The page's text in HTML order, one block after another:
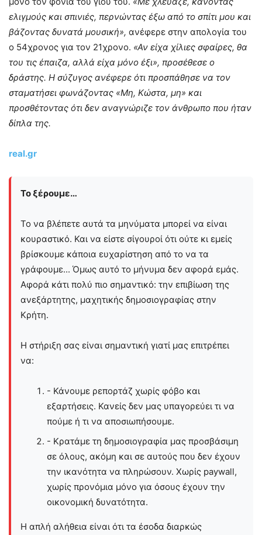
ελιγμούς και σπινιές, περνώντας έξω από το σπίτι μου και
βάζοντας δυνατά μουσική», ανέφερε στην απολογία του
ο 54χρονος για τον 21χρονο. «Αν είχα χίλιες σφαίρες, θα
του τις έπαιζα, αλλά είχα μόνο έξι», προσέθεσε ο
δράστης. Η σύζυγος ανέφερε ότι προσπάθησε να τον
σταματήσει φωνάζοντας «Μη, Κώστα, μη» και
προσθέτοντας ότι δεν αναγνώριζε τον άνθρωπο που ήταν
δίπλα της.
real.gr
Το ξέρουμε…
Το να βλέπετε αυτά τα μηνύματα μπορεί να είναι
κουραστικό. Και να είστε σίγουροί ότι ούτε κι εμείς
βρίσκουμε κάποια ευχαρίστηση από το να τα
γράφουμε... Όμως αυτό το μήνυμα δεν αφορά εμάς.
Αφορά κάτι πολύ πιο σημαντικό: την επιβίωση της
ανεξάρτητης, μαχητικής δημοσιογραφίας στην
Kρήτη.
Η στήριξη σας είναι σημαντική γιατί μας επιτρέπει
να:
- Κάνουμε ρεπορτάζ χωρίς φόβο και
εξαρτήσεις. Κανείς δεν μας υπαγορεύει τι να
πούμε ή τι να αποσιωπήσουμε.
- Κρατάμε τη δημοσιογραφία μας προσβάσιμη
σε όλους, ακόμη και σε αυτούς που δεν έχουν
την ικανότητα να πληρώσουν. Χωρίς paywall,
χωρίς προνόμια μόνο για όσους έχουν την
οικονομική δυνατότητα.
Η απλή αλήθεια είναι ότι τα έσοδα διαρκώς